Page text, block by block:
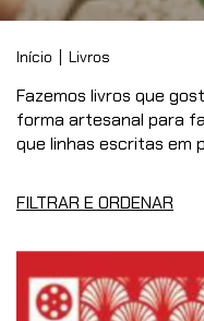
Início Livros
Fazemos livros que
forma artesanal para
que linhas escritas em
FILTRAR E ORDENAR